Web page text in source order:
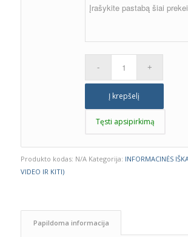
Į krepšelį
Tęsti apsipirkimą
Produkto kodas: N/A Kategorija: INFORMACINĖS
VIDEO IR KITI)
Papildoma informacija